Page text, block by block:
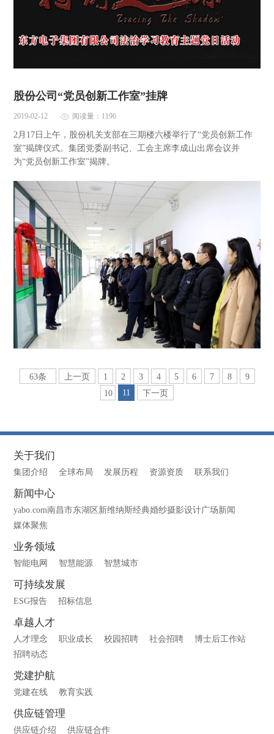
股份公司“党员创新工作室”挂牌
2019-02-12 阅读量：1196
2月17日上午，股份机关支部在三期楼六楼举行了“党员创新工作
室”揭牌仪式。集团党委副书记、工会主席李成山出席会议并
为“党员创新工作室”揭牌。
63条 上一页 1 2 3 4 5 6 7 8
9
10
11 下一页
关于我们
集团介绍 全球布局 发展历程 资源资质 联系我们
新闻中心
yabo.com南昌市东湖区新维纳斯经典婚纱摄影设计广场新闻
媒体聚焦
业务领域
智能电网 智慧能源 智慧城市
可持续发展
ESG报告 招标信息
卓越人才
人才理念 职业成长 校园招聘 社会招聘
博士后工作站
招聘动态
党建护航
党建在线 教育实践
供应链管理
供应链介绍 供应链合作